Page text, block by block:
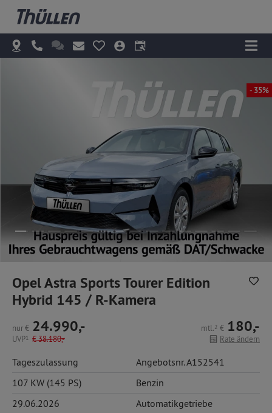
- 35%
Opel Astra Sports Tourer Edition
Hybrid 145 / R-Kamera
nur€ 24.990,-
UVP1 €38.180,-
mtl.2 € 180,-
Rate ändern
Tageszulassung
Angebotsnr. A152541
107 KW (145 PS)
Benzin
29.06.2026
Automatikgetriebe